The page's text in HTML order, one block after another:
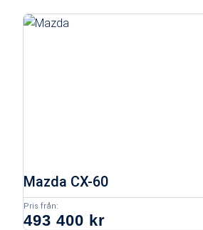
Mazda CX-60
Pris från:
493 400 kr